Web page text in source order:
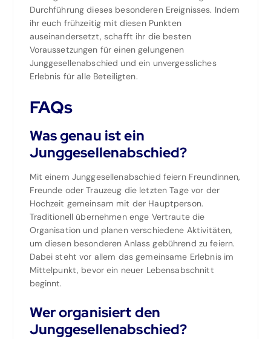
Durchführung dieses besonderen Ereignisses. Indem
ihr euch frühzeitig mit diesen Punkten
auseinandersetzt, schafft ihr die besten
Voraussetzungen für einen gelungenen
Junggesellenabschied und ein unvergessliches
Erlebnis für alle Beteiligten.
FAQs
Was genau ist ein
Junggesellenabschied?
Mit einem Junggesellenabschied feiern Freundinnen,
Freunde oder Trauzeug die letzten Tage vor der
Hochzeit gemeinsam mit der Hauptperson.
Traditionell übernehmen enge Vertraute die
Organisation und planen verschiedene Aktivitäten,
um diesen besonderen Anlass gebührend zu feiern.
Dabei steht vor allem das gemeinsame Erlebnis im
Mittelpunkt, bevor ein neuer Lebensabschnitt
beginnt.
Wer organisiert den
Junggesellenabschied?